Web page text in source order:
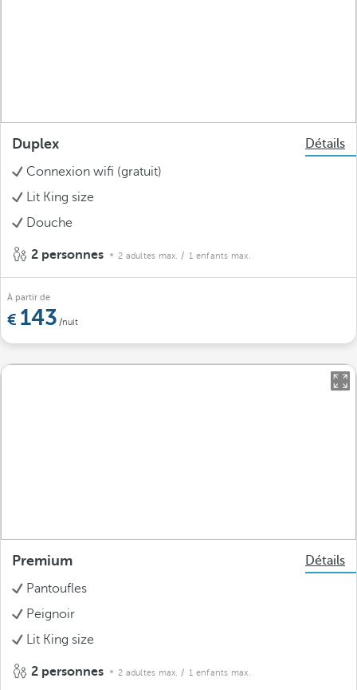
Duplex
Détails
Connexion wifi (gratuit)
Lit King size
Douche
2 personnes 2 adultes max. / 1 enfants max.
À partir de
143 /nuit
Premium
Détails
Pantoufles
Peignoir
Lit King size
2 personnes 2 adultes max. / 1 enfants max.